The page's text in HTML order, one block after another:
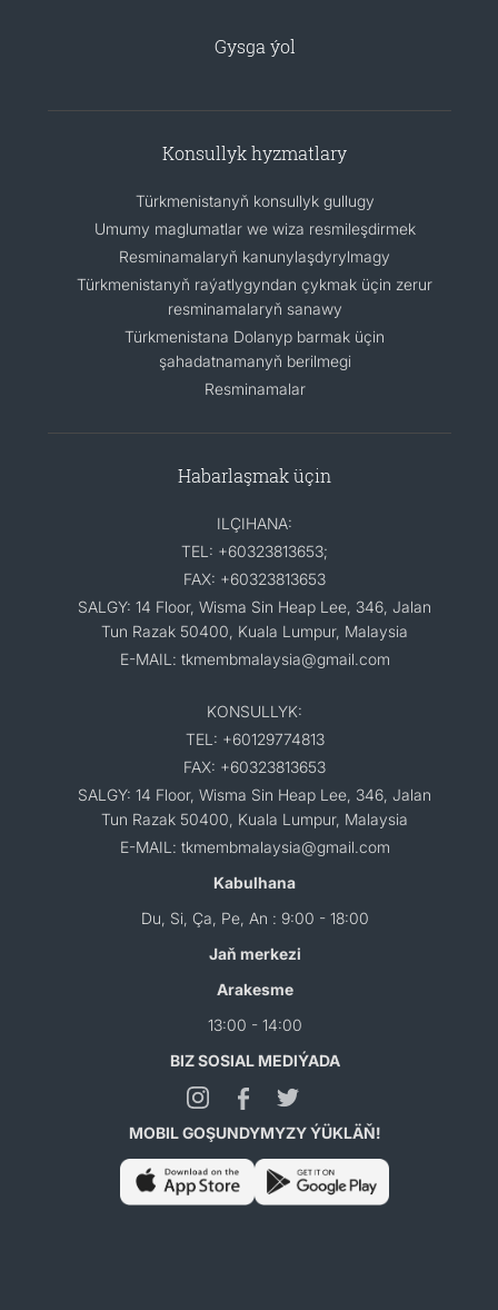
Gysga ýol
Konsullyk hyzmatlary
Türkmenistanyň konsullyk gullugy
Umumy maglumatlar we wiza resmileşdirmek
Resminamalaryň kanunylaşdyrylmagy
Türkmenistanyň raýatlygyndan çykmak üçin zerur
resminamalaryň sanawy
Türkmenistana Dolanyp barmak üçin
şahadatnamanyň berilmegi
Resminamalar
Habarlaşmak üçin
ILÇIHANA:
TEL: +60323813653;
FAX: +60323813653
SALGY: 14 Floor, Wisma Sin Heap Lee, 346, Jalan
Tun Razak 50400, Kuala Lumpur, Malaysia
E-MAIL: tkmembmalaysia@gmail.com
KONSULLYK:
TEL: +60129774813
FAX: +60323813653
SALGY: 14 Floor, Wisma Sin Heap Lee, 346, Jalan
Tun Razak 50400, Kuala Lumpur, Malaysia
E-MAIL: tkmembmalaysia@gmail.com
Kabulhana
Du, Si, Ça, Pe, An : 9:00 - 18:00
Jaň merkezi
Arakesme
13:00 - 14:00
BIZ SOSIAL MEDIÝADA
MOBIL GOŞUNDYMYZY ÝÜKLÄŇ!